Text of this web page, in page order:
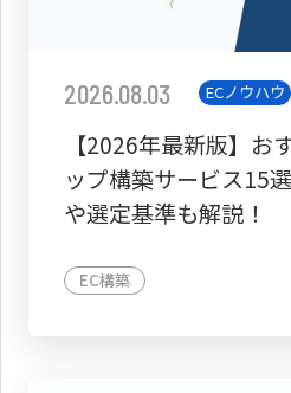
2026.08.03 ECノウハウ
【2026年最新版】お
ップ構築サービス15
や選定基準も解説！
EC構築